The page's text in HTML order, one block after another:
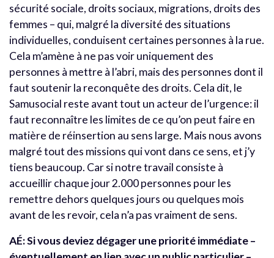
sécurité sociale, droits sociaux, migrations, droits des
femmes – qui, malgré la diversité des situations
individuelles, conduisent certaines personnes à la rue.
Cela m’amène à ne pas voir uniquement des
personnes à mettre à l’abri, mais des personnes dont il
faut soutenir la reconquête des droits. Cela dit, le
Samusocial reste avant tout un acteur de l’urgence: il
faut reconnaître les limites de ce qu’on peut faire en
matière de réinsertion au sens large. Mais nous avons
malgré tout des missions qui vont dans ce sens, et j’y
tiens beaucoup. Car si notre travail consiste à
accueillir chaque jour 2.000 personnes pour les
remettre dehors quelques jours ou quelques mois
avant de les revoir, cela n’a pas vraiment de sens.
AÉ: Si vous deviez dégager une priorité immédiate –